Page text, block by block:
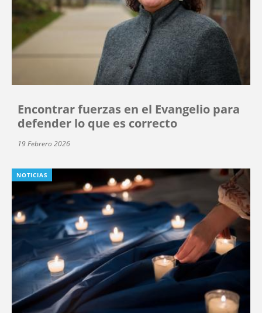
Encontrar fuerzas en el Evangelio para
defender lo que es correcto
19 Febrero 2026
NOTICIAS